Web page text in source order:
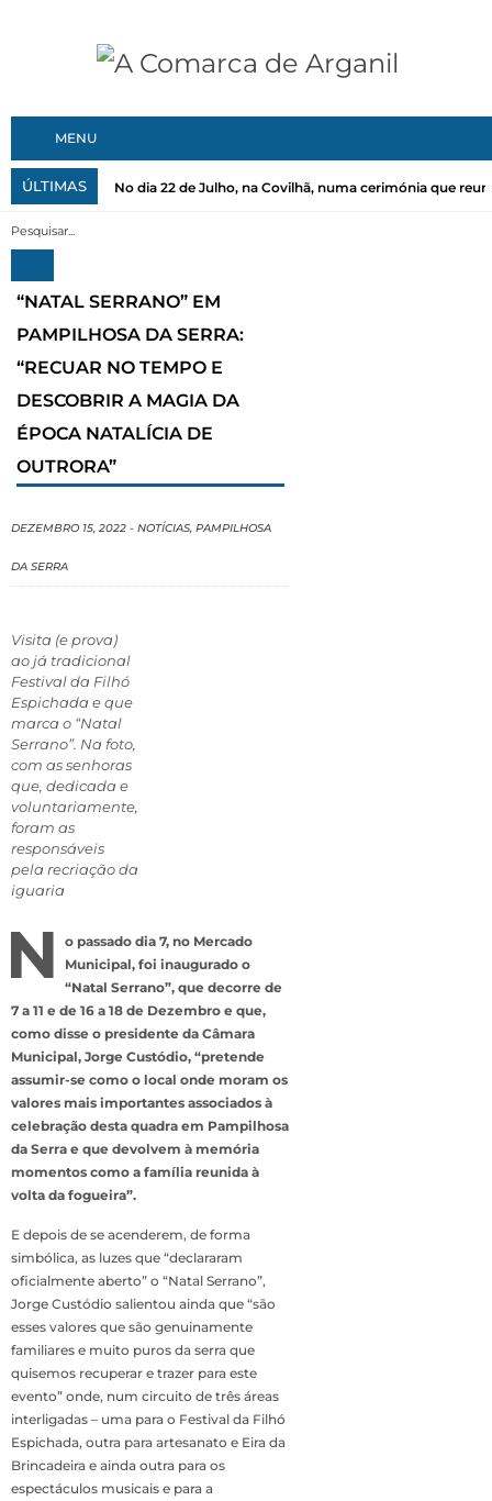
MENU
ÚLTIMAS No dia 22 de Julho, na Covilhã, numa cerimónia que
“NATAL SERRANO” EM
PAMPILHOSA DA SERRA:
“RECUAR NO TEMPO E
DESCOBRIR A MAGIA DA
ÉPOCA NATALÍCIA DE
OUTRORA”
DEZEMBRO 15, 2022 - NOTÍCIAS, PAMPILHOSA
DA SERRA
Visita (e prova)
ao já tradicional
Festival da Filhó
Espichada e que
marca o “Natal
Serrano”. Na foto,
com as senhoras
que, dedicada e
voluntariamente,
foram as
responsáveis
pela recriação da
iguaria
N
o passado dia 7, no Mercado
Municipal, foi inaugurado o
“Natal Serrano”, que decorre de
7 a 11 e de 16 a 18 de Dezembro e que,
como disse o presidente da Câmara
Municipal, Jorge Custódio, “pretende
assumir-se como o local onde moram os
valores mais importantes associados à
celebração desta quadra em Pampilhosa
da Serra e que devolvem à memória
momentos como a família reunida à
volta da fogueira”.
E depois de se acenderem, de forma
simbólica, as luzes que “declararam
oficialmente aberto” o “Natal Serrano”,
Jorge Custódio salientou ainda que “são
esses valores que são genuinamente
familiares e muito puros da serra que
quisemos recuperar e trazer para este
evento” onde, num circuito de três áreas
interligadas – uma para o Festival da Filhó
Espichada, outra para artesanato e Eira da
Brincadeira e ainda outra para os
espectáculos musicais e para a